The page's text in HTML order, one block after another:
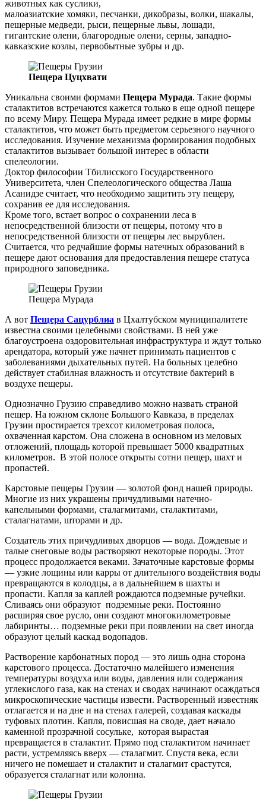
животных как суслики,
малоазиатские хомяки, песчанки, дикобразы, волки, шакалы,
пещерные медведи, рыси, пещерные львы, лошади,
гигантские олени, благородные олени, серны, западно-
кавказские козлы, первобытные зубры и др.
Пещера Цуцхвати
Уникальна своими формами Пещера Мурада. Такие формы
сталактитов встречаются кажется только в еще одной пещере
по всему Миру. Пещера Мурада имеет редкие в мире формы
сталактитов, что может быть предметом серьезного научного
исследования. Изучение механизма формирования подобных
сталактитов вызывает большой интерес в области
спелеологии.
Доктор философии Тбилисского Государственного
Университета, член Спелеологического общества Лаша
Асанидзе считает, что необходимо защитить эту пещеру,
сохранив ее для исследования.
Кроме того, встает вопрос о сохранении леса в
непосредственной близости от пещеры, потому что в
непосредственной близости от пещеры лес вырублен.
Считается, что редчайшие формы натечных образований в
пещере дают основания для предоставления пещере статуса
природного заповедника.
Пещера Мурада
А вот Пещера Сацурблиа в Цхалтубском муниципалитете
известна своими целебными свойствами. В ней уже
благоустроена оздоровительная инфраструктура и ждут только
арендатора, который уже начнет принимать пациентов с
заболеваниями дыхательных путей. На больных целебно
действует стабилная влажность и отсутствие бактерий в
воздухе пещеры.
Однозначно Грузию справедливо можно назвать страной
пещер. На южном склоне Большого Кавказа, в пределах
Грузии простирается трехсот километровая полоса,
охваченная карстом. Она сложена в основном из меловых
отложений, площадь которой превышает 5000 квадратных
километров. В этой полосе открыты сотни пещер, шахт и
пропастей.
Карстовые пещеры Грузии — золотой фонд нашей природы.
Многие из них украшены причудливыми натечно-
капельными формами, сталагмитами, сталактитами,
сталагнатами, шторами и др.
Создатель этих причудливых дворцов — вода. Дождевые и
талые снеговые воды растворяют некоторые породы. Этот
процесс продолжается веками. Зачаточные карстовые формы
— узкие лощины или карры от длительного воздействия воды
превращаются в колодцы, а в дальнейшем в шахты и
пропасти. Капля за каплей рождаются подземные ручейки.
Сливаясь они образуют подземные реки. Постоянно
расширяя свое русло, они создают многокилометровые
лабиринты… подземные реки при появлении на свет иногда
образуют целый каскад водопадов.
Растворение карбонатных пород — это лишь одна сторона
карстового процесса. Достаточно малейшего изменения
температуры воздуха или воды, давления или содержания
углекислого газа, как на стенах и сводах начинают осаждаться
микроскопические частицы извести. Растворенный известняк
отлагается и на дне и на стенах галерей, создавая каскады
туфовых плотин. Капля, повисшая на своде, дает начало
каменной прозрачной сосульке, которая вырастая
превращается в сталактит. Прямо под сталактитом начинает
расти, устремляясь вверх — сталагмит. Спустя века, если
ничего не помешает и сталактит и сталагмит срастутся,
образуется сталагнат или колонна.